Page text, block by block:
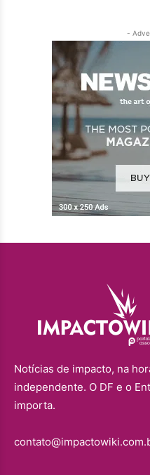
-
Notícias de impacto, na
independente. O DF e o
importa.